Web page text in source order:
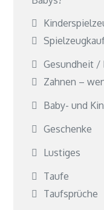
Gesundheit /
Zahnen –
Baby- und
Geschenke
Lustiges
Taufe
Taufsprüche